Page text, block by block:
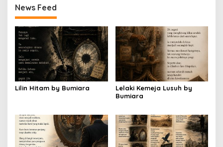
News Feed
Lilin Hitam by Bumiara
Lelaki Kemeja Lusuh by
Bumiara